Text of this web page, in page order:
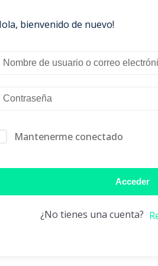
bienvenido de nuevo!
Mantenerme conectado
Acceder
¿No tienes una cuenta?